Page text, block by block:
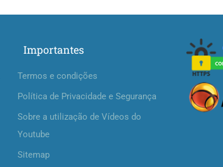
Importantes
Termos e condições
Política de Privacidade e Segurança
Sobre a utilização de Vídeos do
Youtube
Sitemap